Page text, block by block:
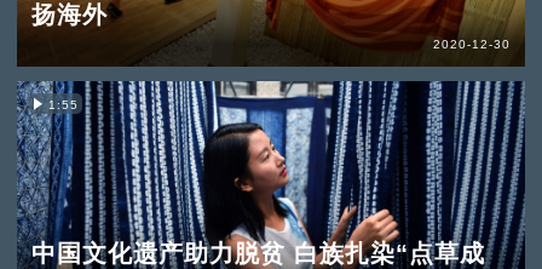
扬海外
2020-12-30
1:55
中国文化遗产助力脱贫 白族扎染“点草成